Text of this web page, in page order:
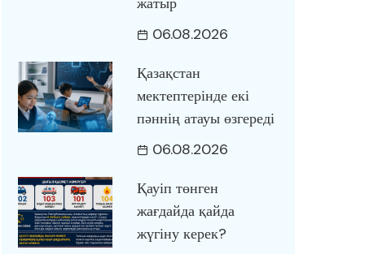
06.08.2026
Қазақстан
мектептерінде екі
пәннің атауы өзгереді
06.08.2026
Қауіп төнген
жағдайда қайда
жүгіну керек?